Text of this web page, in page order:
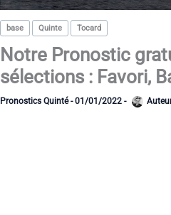
base Quinte Tocard
Notre Pronostic
sélections : Favori,
Pronostics Quinté-01/01/2022 -